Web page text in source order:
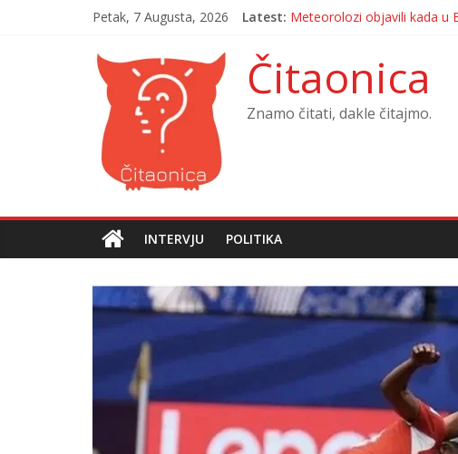
Petak, 7 Augusta, 2026 Latest: Meteorolozi objavili kada u
Sigurnosna situacija u
MUK U BANJOJ LUCI:
Čitaonica
Znamo čitati, dakle čitajmo.
INTERVJU POLITIKA